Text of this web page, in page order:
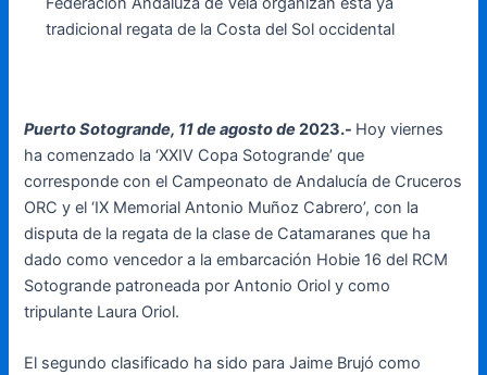
tradicional regata de la Costa del Sol occidental
Puerto Sotogrande, 11 de agosto de2023.- Hoy viernes
ha comenzado la ‘XXIV Copa Sotogrande’ que
corresponde con el Campeonato de Andalucía de Cruceros
ORC y el ‘IX Memorial Antonio Muñoz Cabrero’, con la
disputa de la regata de la clase de Catamaranes que ha
dado como vencedor a la embarcación Hobie 16 del RCM
Sotogrande patroneada por Antonio Oriol y como
tripulante Laura Oriol.
El segundo clasificado ha sido para Jaime Brujó como